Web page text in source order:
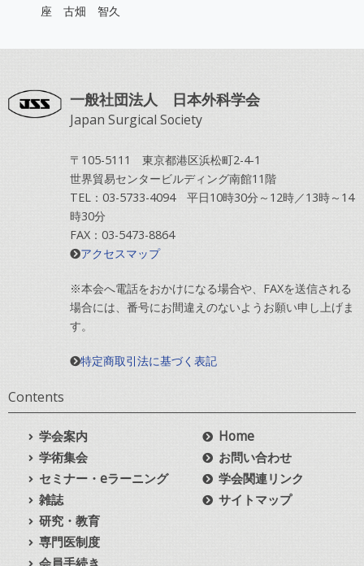
座 古畑 智久
一般社団法人 日本外科学会
Japan Surgical Society
〒105-5111 東京都港区浜松町2-4-1
世界貿易センタービルディング南館11階
TEL：03-5733-4094 平日10時30分～12時／13時～14
時30分
FAX：03-5473-8864
アクセスマップ
※本会へ電話をおかけになる場合や、FAXを送信される
場合には、番号にお間違えのないようお願い申し上げま
す。
特定商取引法に基づく表記
Contents
学会案内
学術集会
セミナー・eラーニング
雑誌
研究・教育
専門医制度
Home
お問い合わせ
学会関連リンク
サイトマップ